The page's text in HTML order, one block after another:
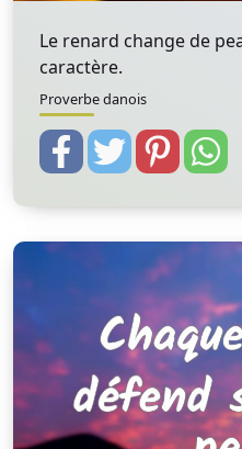
Le renard change de
caractère.
Proverbe danois